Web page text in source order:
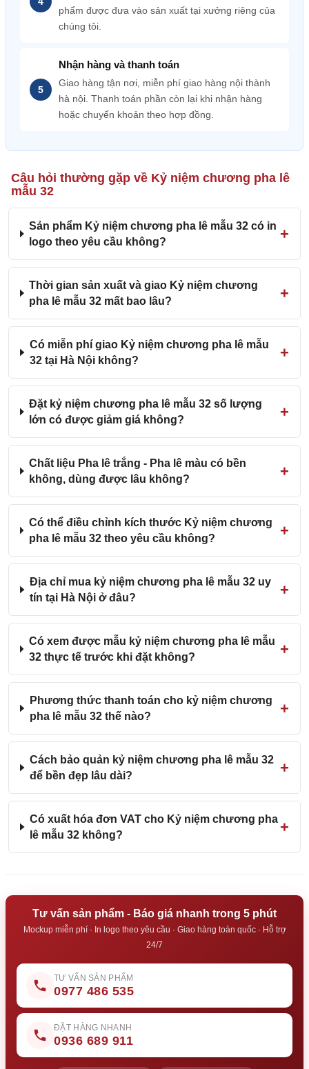
phẩm được đưa vào sản xuất tại xưởng riêng của
chúng tôi.
Nhận hàng và thanh toán
Giao hàng tận nơi, miễn phí giao hàng nội thành
hà nội. Thanh toán phần còn lại khi nhận hàng
hoặc chuyển khoản theo hợp đồng.
Câu hỏi thường gặp về Kỷ niệm chương pha lê
mẫu 32
Sản phẩm Kỷ niệm chương pha lê mẫu 32 có in
logo theo yêu cầu không?
Thời gian sản xuất và giao Kỷ niệm chương
pha lê mẫu 32 mất bao lâu?
Có miễn phí giao Kỷ niệm chương pha lê mẫu
32 tại Hà Nội không?
Đặt kỷ niệm chương pha lê mẫu 32 số lượng
lớn có được giảm giá không?
Chất liệu Pha lê trắng - Pha lê màu có bền
không, dùng được lâu không?
Có thể điều chỉnh kích thước Kỷ niệm chương
pha lê mẫu 32 theo yêu cầu không?
Địa chỉ mua kỷ niệm chương pha lê mẫu 32 uy
tín tại Hà Nội ở đâu?
Có xem được mẫu kỷ niệm chương pha lê mẫu
32 thực tế trước khi đặt không?
Phương thức thanh toán cho kỷ niệm chương
pha lê mẫu 32 thế nào?
Cách bảo quản kỷ niệm chương pha lê mẫu 32
để bền đẹp lâu dài?
Có xuất hóa đơn VAT cho Kỷ niệm chương pha
lê mẫu 32 không?
Tư vấn sản phẩm - Báo giá nhanh trong 5 phút
Mockup miễn phí · In logo theo yêu cầu · Giao hàng toàn quốc · Hỗ trợ
24/7
TƯ VẤN SẢN PHẨM
0977 486 535
ĐẶT HÀNG NHANH
0936 689 911